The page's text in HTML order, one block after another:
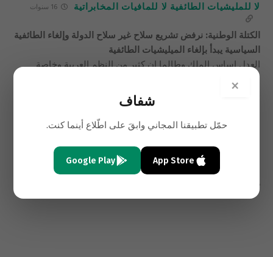
لا للمليشيات الطائفية لا للمافيات المخابراتية 16 سنوات
الكتلة الوطنية: نرفض تشريع سلاح غير سلاح الدولة وإلغاء الطائفية
السياسية يبدأ بإلغاء الميليشيات الطائفية
العدل اساس الملك وطالما ان كثير من النظم العربية وخاصة
الثورية العسكرية تنظر للكرسي على انه يولد الذهب الذي تسرقه
وتبني القصور للاسرة او الطائفة او الحزب الحاكم نتيجة امتصاص
دم الشعوب فهي تعمل على استمرار تخلف الشعوب للمحافظة
على هذا الكرسي وذلك باستخدام المافيات المخابراتية ونشر
لقمة سائغة للاطماع الخارجية فانتشرت المليشيات الايرنية
الارهابية وايضا القاعدة وغيرها لتدمير الانسانية
×
شفاف
حمّل تطبيقنا المجاني وابقَ على اطّلاع أينما كنت.
App Store
Google Play